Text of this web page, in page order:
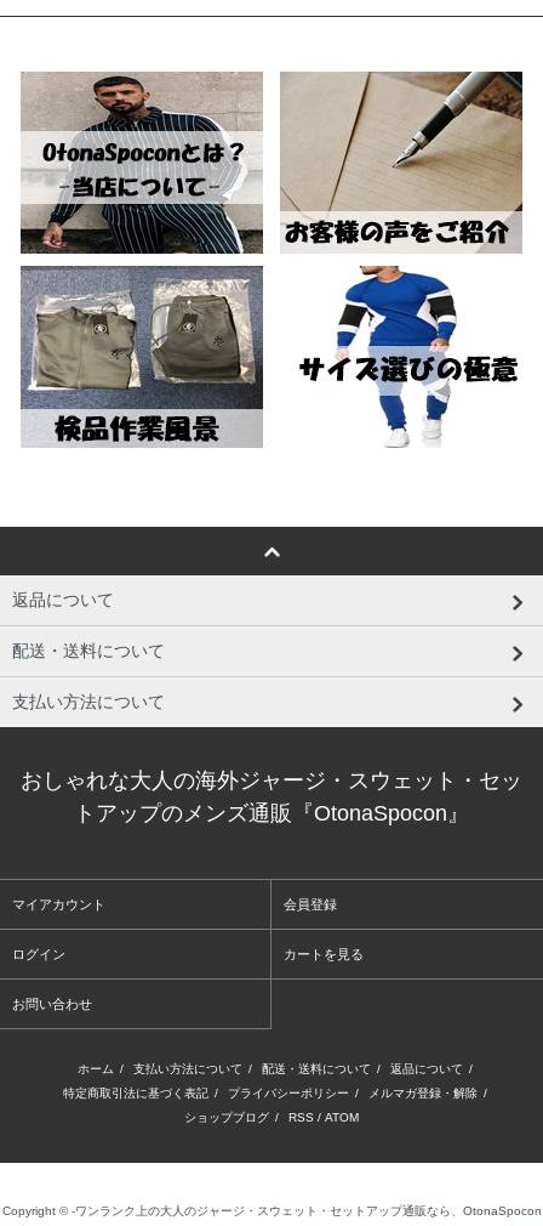
返品について
配送・送料について
支払い方法について
おしゃれな大人の海外ジャージ・スウェット・セッ
トアップのメンズ通販『OtonaSpocon』
マイアカウント 会員登録
ログイン カートを見る
お問い合わせ
ホーム / 支払い方法について / 配送・送料について / 返品について /
特定商取引法に基づく表記 / プライバシーポリシー / メルマガ登録・解除 /
ショップブログ / RSS / ATOM
Copyright © -ワンランク上の大人のジャージ・スウェット・セットアップ通販なら、OtonaSpocon